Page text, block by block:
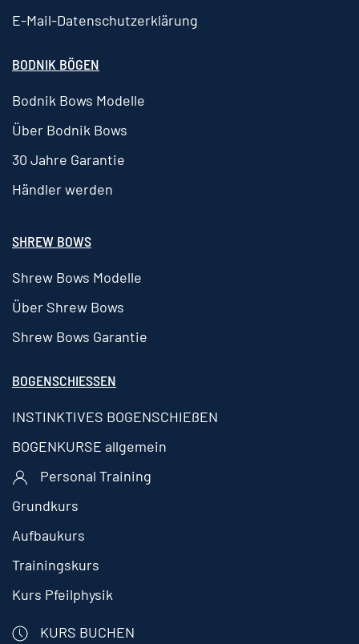
E-Mail-Datenschutzerklärung
BODNIK BÖGEN
Bodnik Bows Modelle
Über Bodnik Bows
30 Jahre Garantie
Händler werden
SHREW BOWS
Shrew Bows Modelle
Über Shrew Bows
Shrew Bows Garantie
BOGENSCHIESSEN
INSTINKTIVES BOGENSCHIEßEN
BOGENKURSE allgemein
Personal Training
Grundkurs
Aufbaukurs
Trainingskurs
Kurs Pfeilphysik
KURS BUCHEN